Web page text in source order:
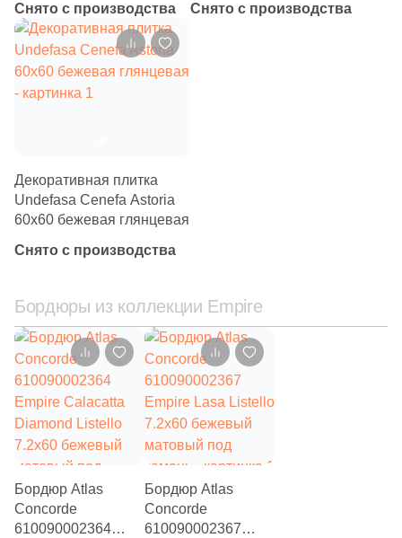
Ткань (9)
Травертин (68)
Узоры (50)
Штукатурка (
15x15 (8)
20x30 (1)
20x20 (15)
20x60 (4)
25x25 (
40x40 (7
Снято с производства Снято с производства
Декоративная плитка
Undefasa Cenefa Astoria
60x60 бежевая глянцевая
Снято с производства
Бордюры из коллекции Empire
Бордюр Atlas
Concorde
610090002364
Бордюр Atlas
Concorde
610090002367